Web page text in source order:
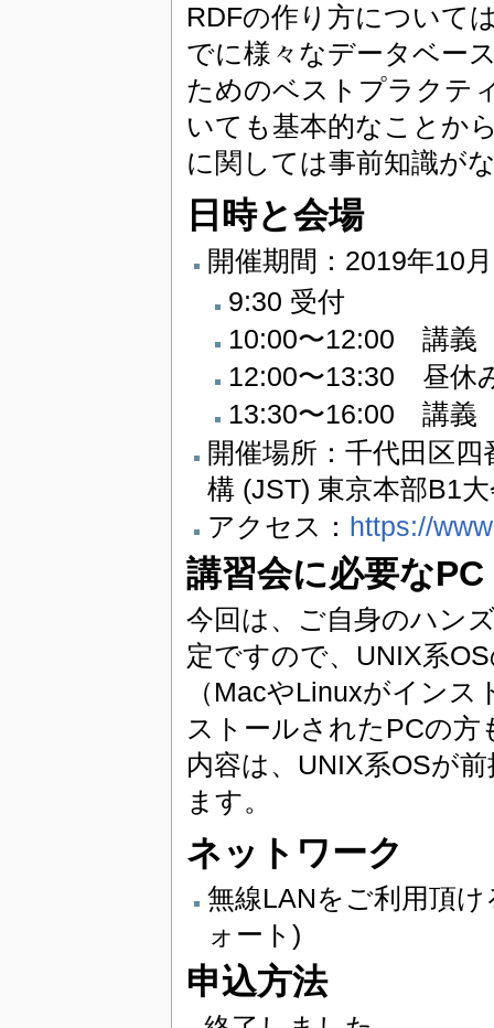
RDFの作り方について
でに様々なデータベー
ためのベストプラクテ
いても基本的なことか
に関しては事前知識が
日時と会場
開催期間：2019年10
9:30 受付
10:00〜12:00 講義
12:00〜13:30 昼休
13:30〜16:00 講義
開催場所：千代田区
構 (JST) 東京本部B1
アクセス： https://
講習会に必要なPC
今回は、ご自身のハン
定ですので、UNIX系
（MacやLinuxがイン
ストールされたPCの方
内容は、UNIX系OSが
ます。
ネットワーク
無線LANをご利用頂
ォート)
申込方法